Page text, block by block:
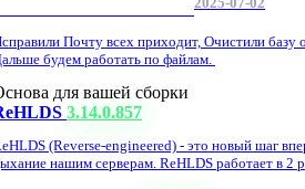
Почту всех приходит, Очистили
будем работать по файлам.
для вашей сборки
3.14.0.857
(Reverse-engineered) - это новый шаг
нашим серверам. ReHLDS работает в 2